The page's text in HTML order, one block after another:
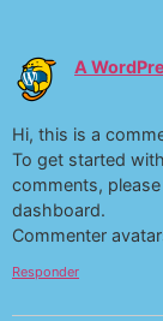
A
Hi, this is a
To get started
comments,
dashboard.
Commenter
Responder